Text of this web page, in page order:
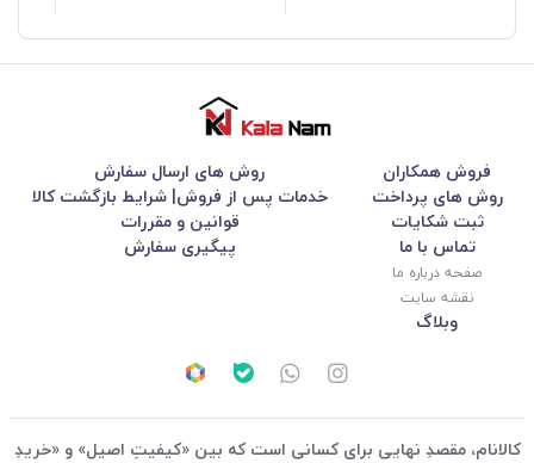
فروش همکاران
روش های ارسال سفارش
روش های پرداخت
خدمات پس از فروش| شرایط بازگشت کالا
ثبت شکایات
قوانین و مقررات
تماس با ما
صفحه درباره ما
نقشه سایت
پیگیری سفارش
وبلاگ
کالانام، مقصدِ نهایی برای کسانی است که بین «کیفیتِ اصیل» و «خریدِ